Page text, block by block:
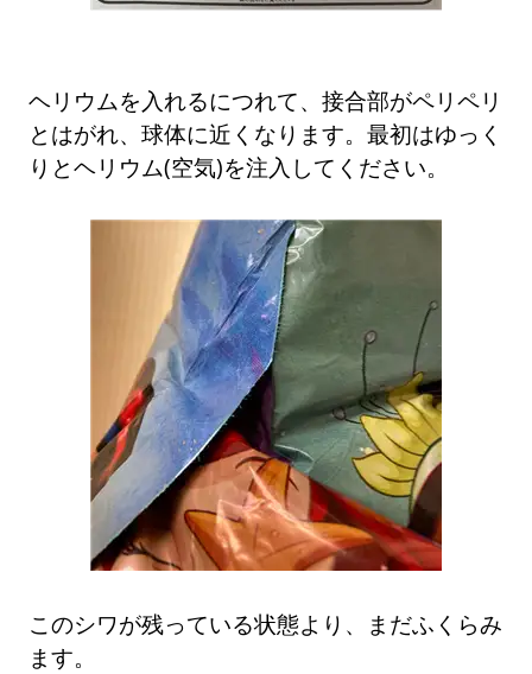
ヘリウムを入れるにつれて、接合部がペリペリ
とはがれ、球体に近くなります。最初はゆっく
りとヘリウム(空気)を注入してください。
このシワが残っている状態より、まだふくらみ
ます。